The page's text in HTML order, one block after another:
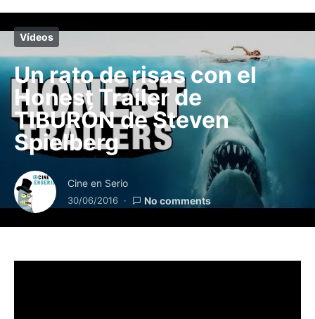
Vídeos
Un rato de risas con el
Honest Trailer de
TIBURÓN de Steven
Spielberg
Cine en Serio
30/06/2016 No comments